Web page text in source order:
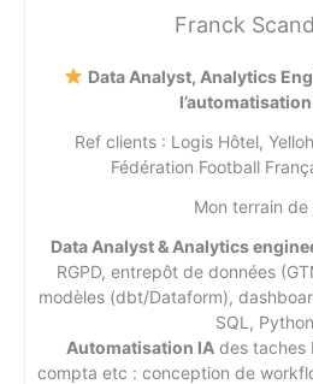
Franck
Data Analyst, Analytics
Ref clients : Logis Hôtel,
Fédération Football
Mon terrain de
Data Analyst & Analytics
RGPD, entrepôt de données
modèles (dbt/Dataform),
SQL,
Automatisation IAdes taches
compta etc : conception de